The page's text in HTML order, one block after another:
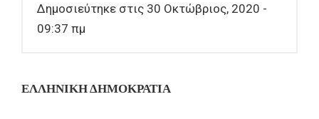
Δημοσιεύτηκε στις 30 Οκτώβριος, 2020 -
09:37 πμ
ΕΛΛΗΝΙΚΗ ΔΗΜΟΚΡΑΤΙΑ